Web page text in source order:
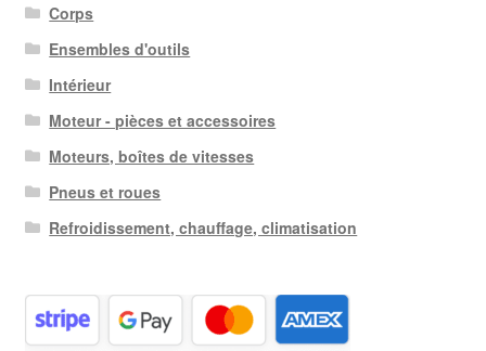
Corps
Ensembles d'outils
Intérieur
Moteur - pièces et accessoires
Moteurs, boîtes de vitesses
Pneus et roues
Refroidissement, chauffage, climatisation